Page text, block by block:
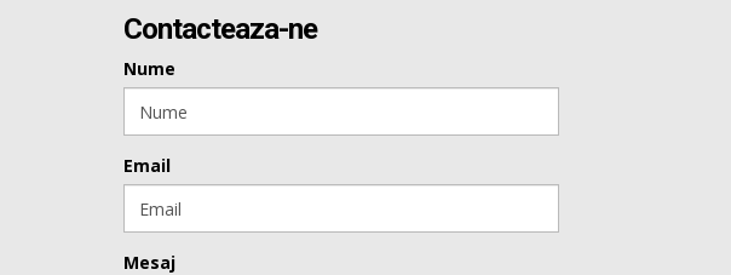
Contacteaza-ne
Nume
Email
Mesaj